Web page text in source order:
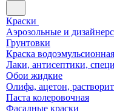
Краски
Аэрозольные и
Грунтовки
Краска водоэмульсионная
Лаки, антисептики,
Обои жидкие
Олифа, ацетон,
Паста колеровочная
Фасадные краски